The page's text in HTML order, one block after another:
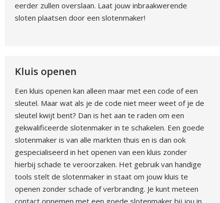
eerder zullen overslaan. Laat jouw inbraakwerende
sloten plaatsen door een slotenmaker!
Kluis openen
Een kluis openen kan alleen maar met een code of een
sleutel. Maar wat als je de code niet meer weet of je de
sleutel kwijt bent? Dan is het aan te raden om een
gekwalificeerde slotenmaker in te schakelen. Een goede
slotenmaker is van alle markten thuis en is dan ook
gespecialiseerd in het openen van een kluis zonder
hierbij schade te veroorzaken. Het gebruik van handige
tools stelt de slotenmaker in staat om jouw kluis te
openen zonder schade of verbranding. Je kunt meteen